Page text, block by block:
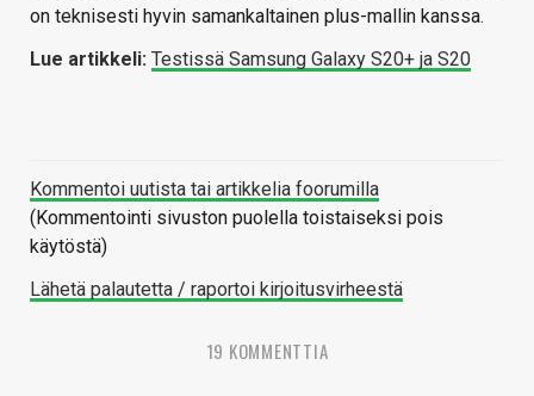
on teknisesti hyvin samankaltainen plus-mallin kanssa.
Lue artikkeli: Testissä Samsung Galaxy S20+ ja S20
Kommentoi uutista tai artikkelia foorumilla
(Kommentointi sivuston puolella toistaiseksi pois
käytöstä)
Lähetä palautetta / raportoi kirjoitusvirheestä
19 KOMMENTTIA